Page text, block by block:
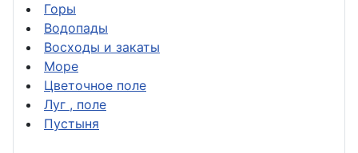
Горы
Водопады
Восходы и закаты
Море
Цветочное поле
Луг , поле
Пустыня